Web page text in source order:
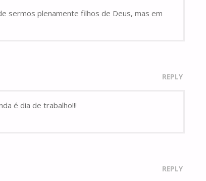
sermos plenamente filhos de Deus, mas em
REPLY
é dia de trabalho!!!
REPLY